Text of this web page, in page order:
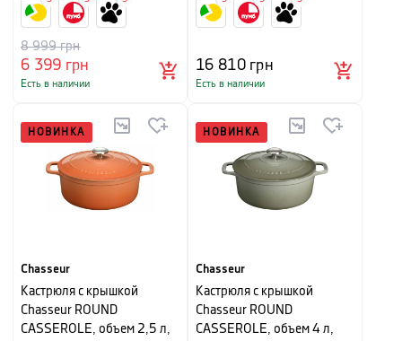
6 399 грн
8 999грн
Есть в наличии
16 810грн
Есть в наличии
НОВИНКА
Chasseur
Кастрюля с крышкой
Chasseur ROUND
CASSEROLE, объем 2,5 л,
НОВИНКА
Chasseur
Кастрюля с крышкой
Chasseur ROUND
CASSEROLE, объем 4 л,